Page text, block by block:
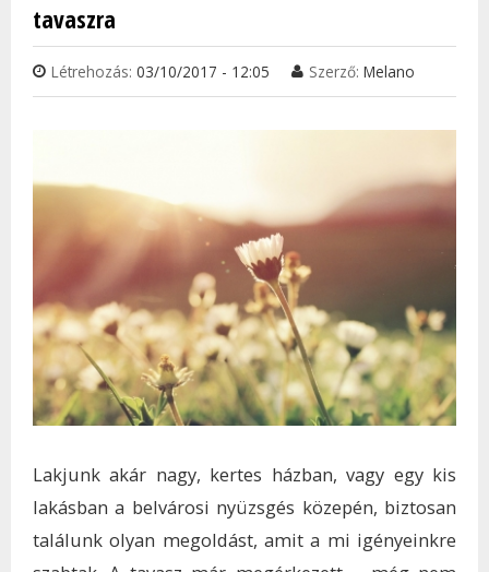
tavaszra
Létrehozás: 03/10/2017 - 12:05 Szerző: Melano
Lakjunk akár nagy, kertes házban, vagy egy kis
lakásban a belvárosi nyüzsgés közepén, biztosan
találunk olyan megoldást, amit a mi igényeinkre